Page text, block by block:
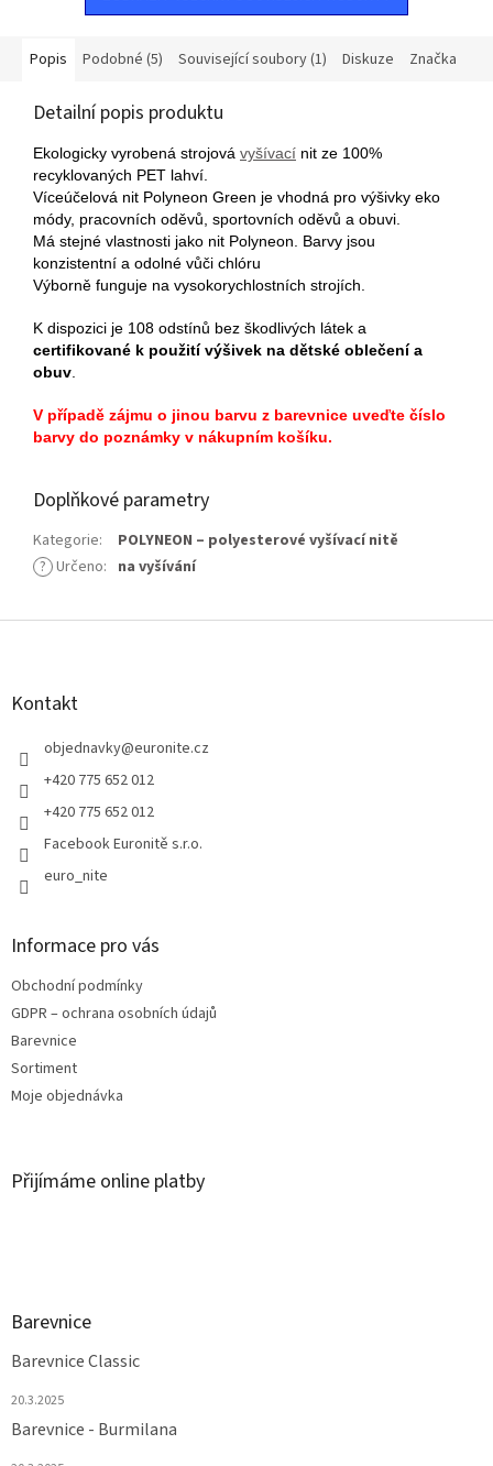
Popis Podobné (5) Související soubory (1) Diskuze Značka
Detailní popis produktu
Ekologicky vyrobená strojová vyšívací nit ze 100%
recyklovaných PET lahví.
Víceúčelová nit Polyneon Green je vhodná pro výšivky eko
módy, pracovních oděvů, sportovních oděvů a obuvi.
Má stejné vlastnosti jako nit Polyneon. Barvy jsou
konzistentní a odolné vůči chlóru
Výborně funguje na vysokorychlostních strojích.
K dispozici je 108 odstínů bez škodlivých látek a
certifikované k použití výšivek na dětské oblečení a
obuv
V případě zájmu o jinou barvu z barevnice uveďte číslo
barvy do poznámky v nákupním košíku.
Doplňkové parametry
Kategorie:
POLYNEON – polyesterové vyšívací nitě
? Určeno: na vyšívání
Z
Kontakt
objednavky@euronite.cz
+420 775 652 012
+420 775 652 012
Facebook Euronitě s.r.o.
euro_nite
Informace pro vás
Obchodní podmínky
GDPR – ochrana osobních údajů
Barevnice
Sortiment
Moje objednávka
Přijímáme online platby
Barevnice
Barevnice Classic
20.3.2025
Barevnice - Burmilana